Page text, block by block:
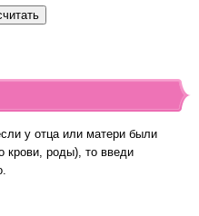
у отца или матери были
крови, роды), то введи